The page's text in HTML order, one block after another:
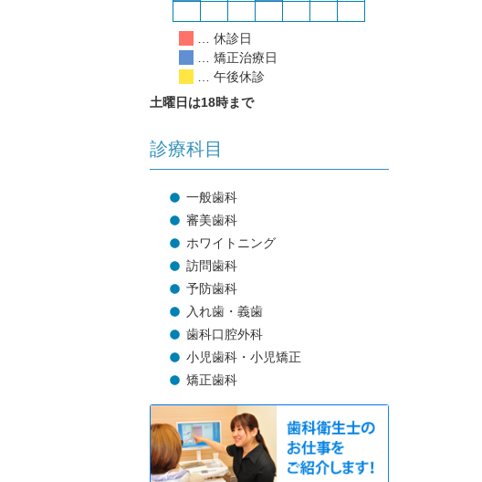
… 休診日
… 矯正治療日
… 午後休診
土曜日は18時まで
診療科目
一般歯科
審美歯科
ホワイトニング
訪問歯科
予防歯科
入れ歯・義歯
歯科口腔外科
小児歯科・小児矯正
矯正歯科